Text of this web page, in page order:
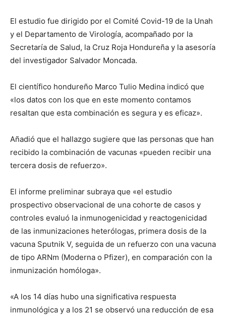
El estudio fue dirigido por el Comité Covid-19 de la Unah
y el Departamento de Virología, acompañado por la
Secretaría de Salud, la Cruz Roja Hondureña y la asesoría
del investigador Salvador Moncada.
El científico hondureño Marco Tulio Medina indicó que
«los datos con los que en este momento contamos
resaltan que esta combinación es segura y es eficaz».
Añadió que el hallazgo sugiere que las personas que han
recibido la combinación de vacunas «pueden recibir una
tercera dosis de refuerzo».
El informe preliminar subraya que «el estudio
prospectivo observacional de una cohorte de casos y
controles evaluó la inmunogenicidad y reactogenicidad
de las inmunizaciones heterólogas, primera dosis de la
vacuna Sputnik V, seguida de un refuerzo con una vacuna
de tipo ARNm (Moderna o Pfizer), en comparación con la
inmunización homóloga».
«A los 14 días hubo una significativa respuesta
inmunológica y a los 21 se observó una reducción de esa